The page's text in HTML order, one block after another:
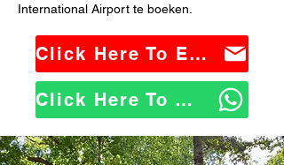
International Airport te boeken.
Click Here To Email Us
Click Here To WhatsApp Us